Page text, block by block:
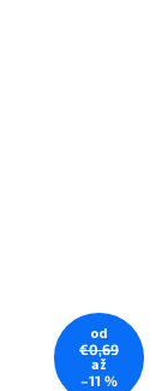
od
€0,69
až
–11 %